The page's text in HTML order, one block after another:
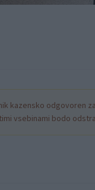
kazensko odgovoren
vsebinami bodo